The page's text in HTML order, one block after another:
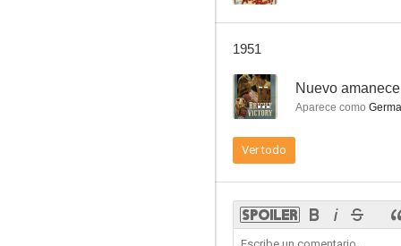
1951
-- Nuevo
Aparece como
Ver todo